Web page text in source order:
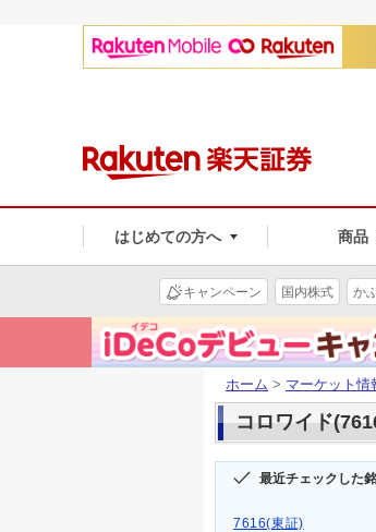
はじめての方へ 商品
キャンペーン 国内株式 か
ホーム > マーケット情
コロワイド
最近チェックした
7616(東証)